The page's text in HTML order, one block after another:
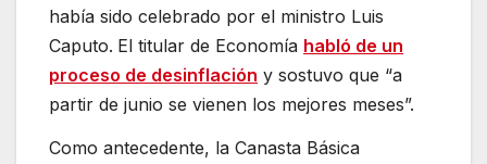
había sido celebrado por el ministro Luis
Caputo. El titular de Economía habló de un
proceso de desinflación y sostuvo que “a
partir de junio se vienen los mejores meses”.
Como antecedente, la Canasta Básica